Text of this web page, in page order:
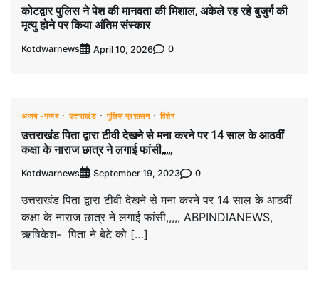
कोटद्वार पुलिस ने पेश की मानवता की मिशाल, अकेले रह रहे बुजुर्ग की
मृत्यु होने पर किया अंतिम संस्कार
Kotdwarnews April 10, 2026 0
अजब -गजब उत्तराखंड पुलिस प्रशासन विशेष
उत्तराखंड पिता द्वारा टीवी देखने से मना करने पर 14 साल के आठवीं
कक्षा के नाराज छात्र ने लगाई फांसी,,,,,
Kotdwarnews September 19, 2023 0
उत्तराखंड पिता द्वारा टीवी देखने से मना करने पर 14 साल के आठवीं
कक्षा के नाराज छात्र ने लगाई फांसी,,,,, ABPINDIANEWS,
ऋषिकेश- पिता ने बेटे को […]